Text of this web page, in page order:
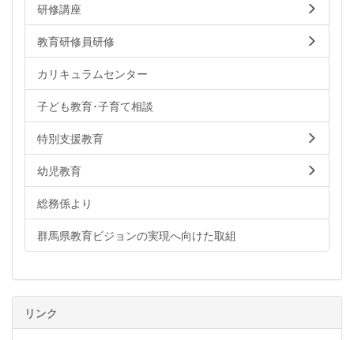
研修講座
教育研修員研修
カリキュラムセンター
子ども教育･子育て相談
特別支援教育
幼児教育
総務係より
群馬県教育ビジョンの実現へ向けた取組
リンク